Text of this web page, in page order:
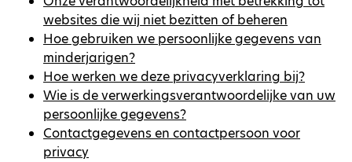
websites die wij niet bezitten of beheren
Hoe gebruiken we persoonlijke gegevens van
minderjarigen?
Hoe werken we deze privacyverklaring bij?
Wie is de verwerkingsverantwoordelijke van uw
persoonlijke gegevens?
Contactgegevens en contactpersoon voor
privacy